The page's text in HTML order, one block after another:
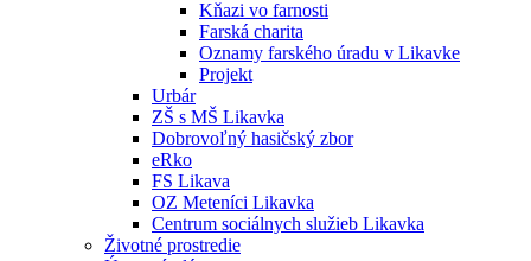
Kňazi vo farnosti
Farská charita
Oznamy farského úradu v Likavke
Projekt
Urbár
ZŠ s MŠ Likavka
Dobrovoľný hasičský zbor
eRko
FS Likava
OZ Meteníci Likavka
Centrum sociálnych služieb Likavka
Životné prostredie